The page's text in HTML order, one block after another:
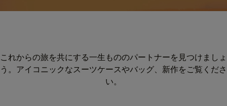
これからの旅を共にする一生もののパートナーを見つけましょ
う。アイコニックなスーツケースやバッグ、新作をご覧くださ
い。